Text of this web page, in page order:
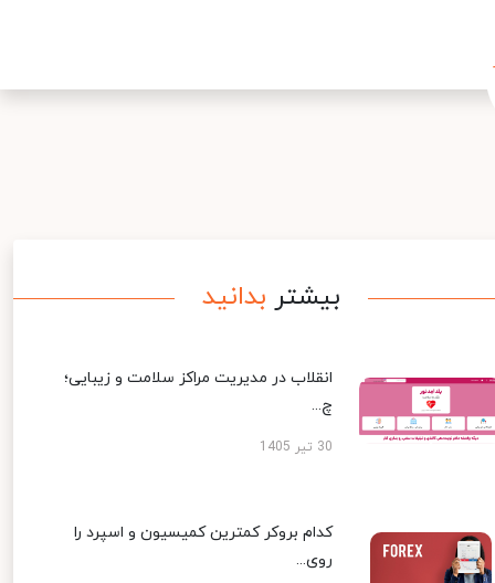
بیشتر بدانید
انقلاب در مدیریت مراکز سلامت و زیبایی؛
چ...
30 تیر 1405
کدام بروکر کمترین کمیسیون و اسپرد را
روی...